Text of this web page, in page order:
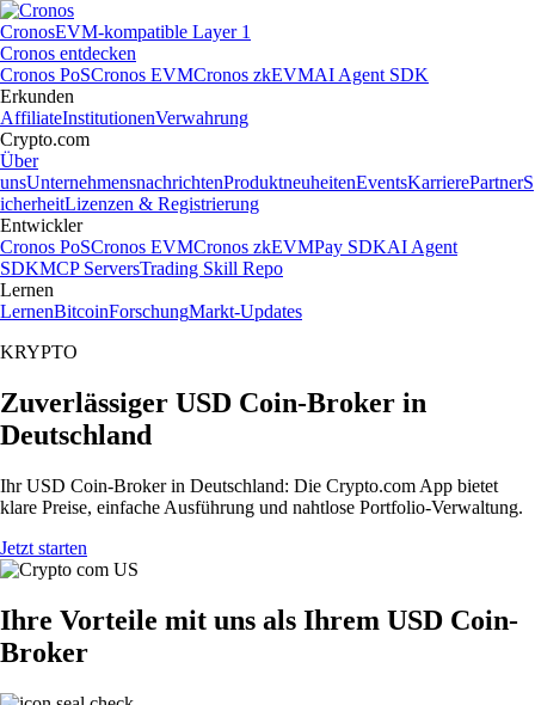
CronosEVM-kompatible Layer 1
Cronos entdecken
Cronos PoSCronos EVMCronos zkEVMAI Agent SDK
Erkunden
AffiliateInstitutionenVerwahrung
Crypto.com
Über
unsUnternehmensnachrichtenProduktneuheitenEventsKarrierePartnerS
icherheitLizenzen & Registrierung
Entwickler
Cronos PoSCronos EVMCronos zkEVMPay SDKAI Agent
SDKMCP ServersTrading Skill Repo
Lernen
LernenBitcoinForschungMarkt-Updates
KRYPTO
Zuverlässiger USD Coin-Broker in
Deutschland
Ihr USD Coin-Broker in Deutschland: Die Crypto.com App bietet
klare Preise, einfache Ausführung und nahtlose Portfolio-Verwaltung.
Jetzt starten
Ihre Vorteile mit uns als Ihrem USD Coin-
Broker